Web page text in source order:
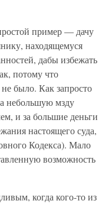
пример — дачу
находящемуся
дабы избежать
потому что
было. Как запросто
небольшую мзду
и за большие деньги
настоящего суда,
Кодекса). Мало
возможность
когда кого-то из